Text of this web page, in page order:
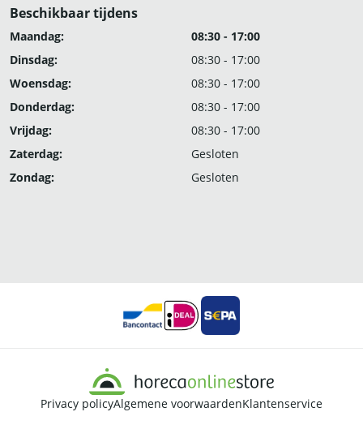
Beschikbaar tijdens
Maandag:
08:30 - 17:00
Dinsdag:
08:30 - 17:00
Woensdag:
08:30 - 17:00
Donderdag:
08:30 - 17:00
Vrijdag:
08:30 - 17:00
Zaterdag:
Gesloten
Zondag:
Gesloten
Privacy policyAlgemene voorwaardenKlantenservice